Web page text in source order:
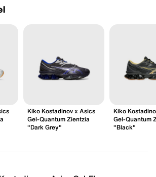
Kiko Kostadinov x Asics
Gel-Quantum Zientzia
"Dark Grey"
Kiko
Gel-Quantum
"Black"